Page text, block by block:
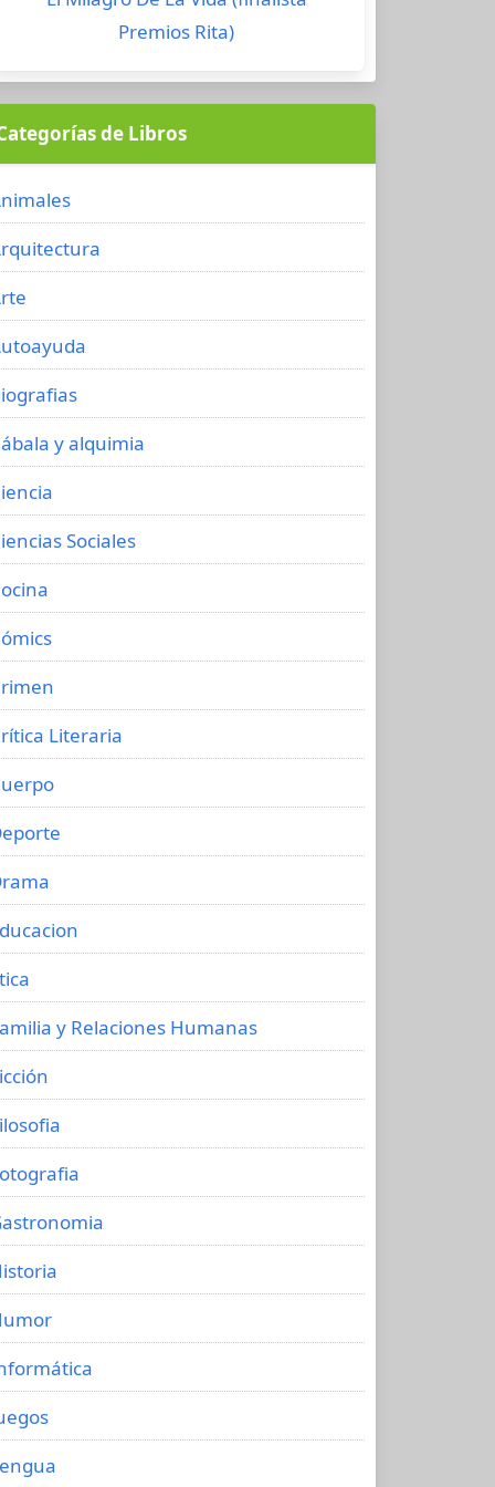
Premios Rita)
de Libros
y alquimia
Sociales
Literaria
y Relaciones Humanas